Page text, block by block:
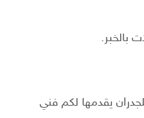
بالخبر.
يقدمها لكم فني